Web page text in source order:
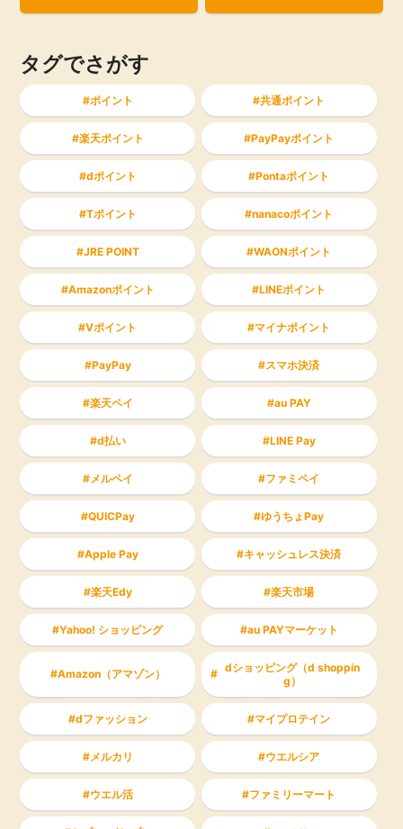
タグでさがす
ポイント 共通ポイント
楽天ポイント PayPayポイント
dポイント Pontaポイント
Tポイント nanacoポイント
JRE POINT WAONポイント
Amazonポイント LINEポイント
Vポイント マイナポイント
PayPay スマホ決済
楽天ペイ au PAY
d払い LINE Pay
メルペイ ファミペイ
QUICPay ゆうちょPay
Apple Pay キャッシュレス決済
楽天Edy 楽天市場
Yahoo! ショッピング au PAYマーケット
Amazon（アマゾン）
dショッピング（d shoppin
g）
dファッション マイプロテイン
メルカリ ウエルシア
ウエル活 ファミリーマート